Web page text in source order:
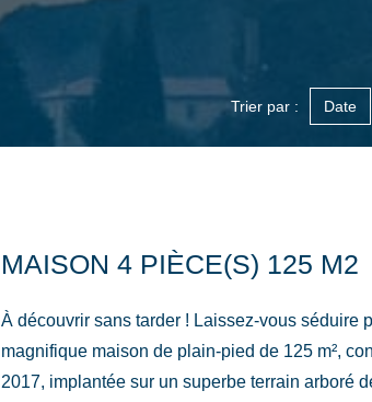
Trier par : Date
MAISON 4 PIÈCE(S) 125 M2
À découvrir sans tarder ! Laissez-vous séduire par cette
magnifique maison de plain-pied de 125 m²,
2017, implantée sur un superbe terrain arboré